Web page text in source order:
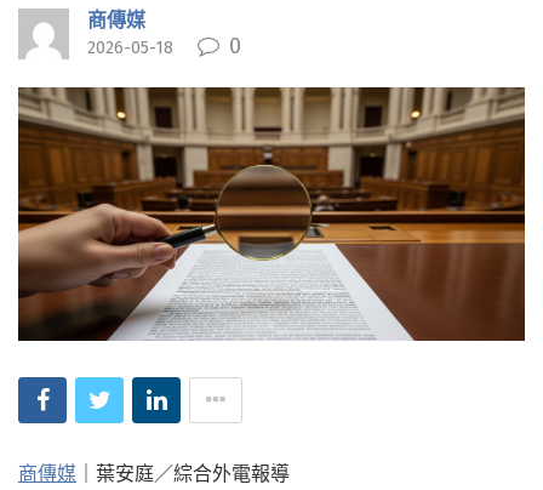
商傳媒
2026-05-18 0
商傳媒 ｜葉安庭／綜合外電報導